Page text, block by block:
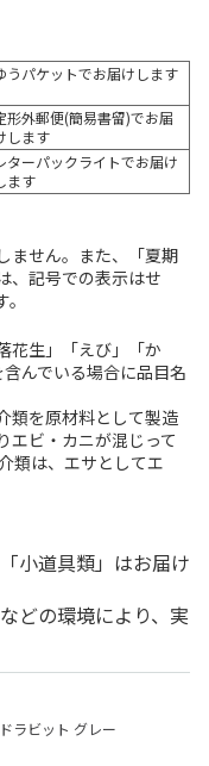
うパケットでお届けします
形外郵便(簡易書留)でお届
します
ターパックライトでお届け
ます
ません。また、「夏期
、記号での表示はせ
花生」「えび」「か
んでいる場合に品目名
類を原材料として製造
エビ・カニが混じって
類は、エサとしてエ
小道具類」はお届け
どの環境により、実
ラビット グレー